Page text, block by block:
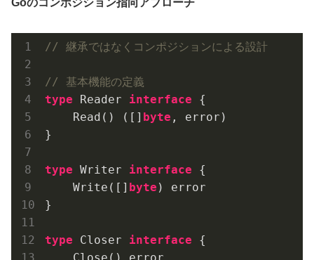
Goのコンポジション指向アプローチ
// 継承ではなくコンポジションによる設計
// 基本機能の定義
type Reader interface {
    Read() ([]
byte , error)
}
type Writer interface {
    Write([]
byte ) error
}
type Closer interface {
    Close() error